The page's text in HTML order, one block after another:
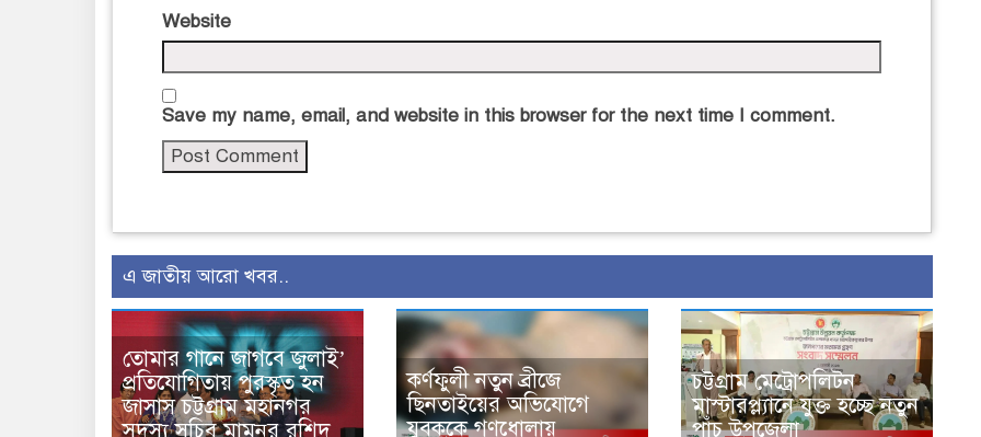
Website
Save my name, email, and website in this browser for the next time I comment.
এ জাতীয় আরো খবর..
তোমার গানে জাগবে জুলাই’
প্রতিযোগিতায় পুরস্কৃত হন
জাসাস চট্টগ্রাম মহানগর
সদস‌্য স‌চিব মামুনুর রশিদ
কর্ণফুলী নতুন ব্রীজে
ছিনতাইয়ের অভিযোগে
যুবককে গণধোলায়
চট্টগ্রাম মেট্রোপলিটন
মাস্টারপ্ল্যানে যুক্ত হচ্ছে নতুন
পাঁচ উপজেলা